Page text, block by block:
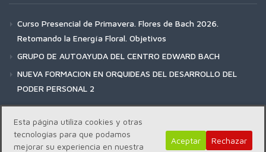
Curso Presencial de Primavera. Flores de Bach 2026.
Retomando la Energía Floral. Objetivos
GRUPO DE AUTOAYUDA DEL CENTRO EDWARD BACH
NUEVA FORMACION EN ORQUIDEAS DEL DESARROLLO DEL
PODER PERSONAL 2
Esta página utiliza cookies y otras
tecnologías para que podamos
mejorar su experiencia en nuestra
Aceptar Rechazar